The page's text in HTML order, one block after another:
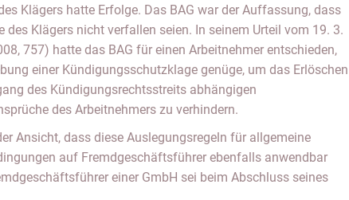
Klägers hatte Erfolge. Das BAG war der Auffassung, dass
des Klägers nicht verfallen seien. In seinem Urteil vom 19. 3.
757) hatte das BAG für einen Arbeitnehmer entschieden,
einer Kündigungsschutzklage genüge, um das Erlöschen
des Kündigungsrechtsstreits abhängigen
des Arbeitnehmers zu verhindern.
Ansicht, dass diese Auslegungsregeln für allgemeine
auf Fremdgeschäftsführer ebenfalls anwendbar
einer GmbH sei beim Abschluss seines